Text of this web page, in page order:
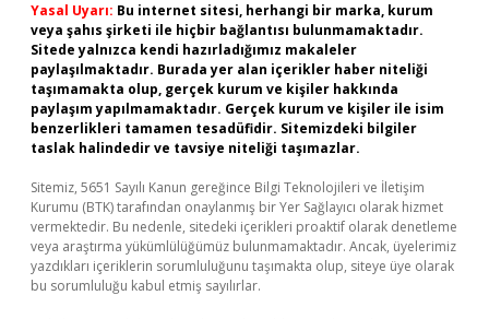
Yasal Uyarı: Bu internet sitesi, herhangi bir marka, kurum
veya şahıs şirketi ile hiçbir bağlantısı bulunmamaktadır.
Sitede yalnızca kendi hazırladığımız makaleler
paylaşılmaktadır. Burada yer alan içerikler haber niteliği
taşımamakta olup, gerçek kurum ve kişiler hakkında
paylaşım yapılmamaktadır. Gerçek kurum ve kişiler ile isim
benzerlikleri tamamen tesadüfidir. Sitemizdeki bilgiler
taslak halindedir ve tavsiye niteliği taşımazlar.
Sitemiz, 5651 Sayılı Kanun gereğince Bilgi Teknolojileri ve İletişim
Kurumu (BTK) tarafından onaylanmış bir Yer Sağlayıcı olarak hizmet
vermektedir. Bu nedenle, sitedeki içerikleri proaktif olarak denetleme
veya araştırma yükümlülüğümüz bulunmamaktadır. Ancak, üyelerimiz
yazdıkları içeriklerin sorumluluğunu taşımakta olup, siteye üye olarak
bu sorumluluğu kabul etmiş sayılırlar.